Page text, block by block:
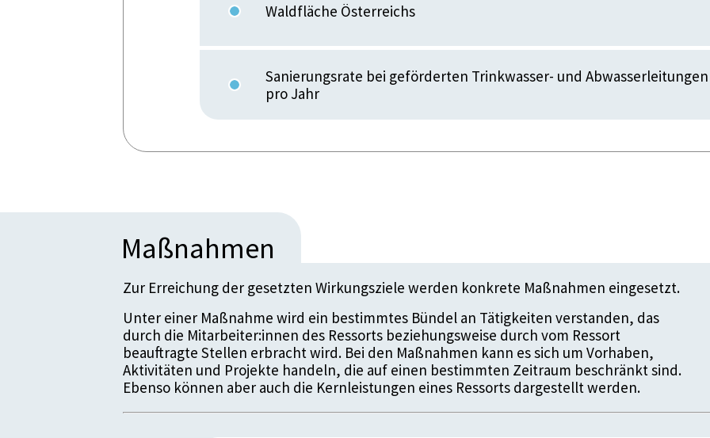
Waldfläche Österreichs
Sanierungsrate bei geförderten Trinkwasser- und Abwasserleitungen
pro Jahr
Maßnahmen
Zur Erreichung der gesetzten Wirkungsziele werden konkrete Maßnahmen eingesetzt.
Unter einer Maßnahme wird ein bestimmtes Bündel an Tätigkeiten verstanden, das
durch die Mitarbeiter:innen des Ressorts beziehungsweise durch vom Ressort
beauftragte Stellen erbracht wird. Bei den Maßnahmen kann es sich um Vorhaben,
Aktivitäten und Projekte handeln, die auf einen bestimmten Zeitraum beschränkt sind.
Ebenso können aber auch die Kernleistungen eines Ressorts dargestellt werden.